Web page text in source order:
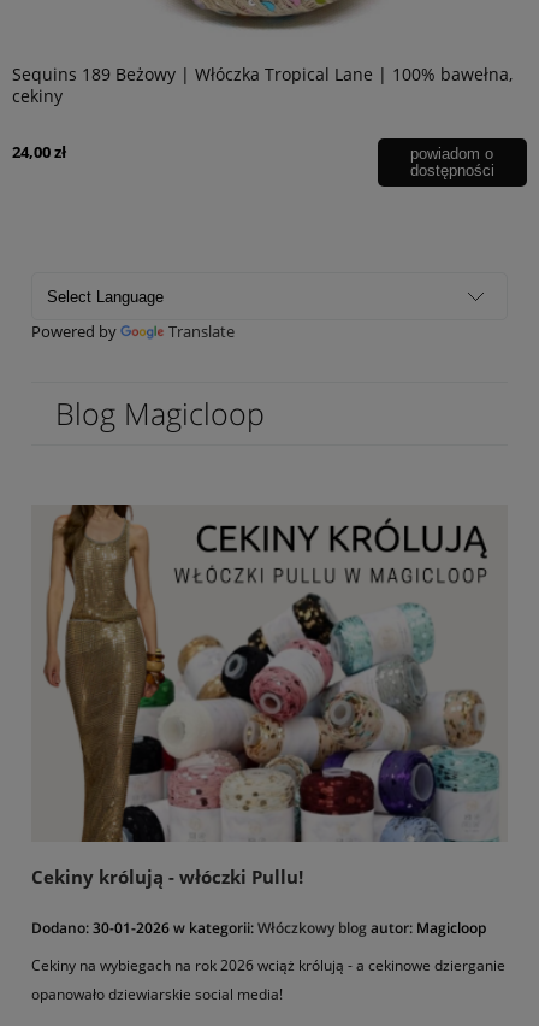
Sequins 188 Różowy | Włóczka Tropical Lane | 100% bawełna,
cekiny
24,00 zł
Powered by Translate
Blog Magicloop
Cekiny królują - włóczki Pullu!
Dodano:30-01-2026w kategorii:Włóczkowy blog autor: Magicloop
Cekiny na wybiegach na rok 2026 wciąż królują - a cekinowe dzierganie
opanowało dziewiarskie social media!